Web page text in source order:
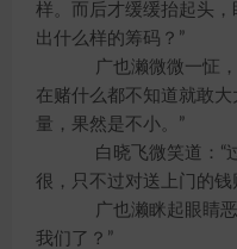
样。而后才缓缓抬起头
出什么样的筹码？”
广也濑微微一怔，
在赌什么都不知道就敢
量，果然是不小。”
白晓飞微笑道：“过
很，只不过对送上门的
广也濑眯起眼睛恶
我们了？”